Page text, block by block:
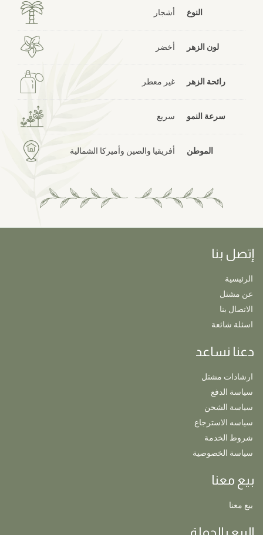
النوع أشجار
لون الزهر أخضر
رائحة الزهر غير معطر
سرعة النمو سريع
الموطن أفريقيا والصين وأميركا الشمالية
إتصل بنا
الرئيسية
عن مشتل
الاتصال بنا
اسئلة شائعة
دعنا نساعد
ارشادات مشتل
سياسة الدفع
سياسة الشحن
سياسه الاسترجاع
شروط الخدمة
سياسة الخصوصية
بيع معنا
بيع معنا